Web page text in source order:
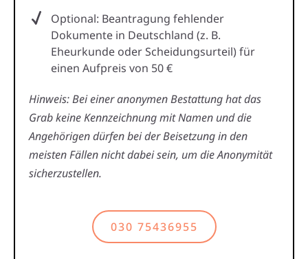
Optional: Beantragung fehlender
Dokumente in Deutschland (z. B.
Eheurkunde oder Scheidungsurteil) für
einen Aufpreis von 50 €
Hinweis: Bei einer anonymen Bestattung hat das
Grab keine Kennzeichnung mit Namen und die
Angehörigen dürfen bei der Beisetzung in den
meisten Fällen nicht dabei sein, um die Anonymität
sicherzustellen.
030 75436955